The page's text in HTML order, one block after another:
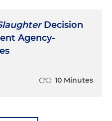
Decision
Agency-
10 Minutes